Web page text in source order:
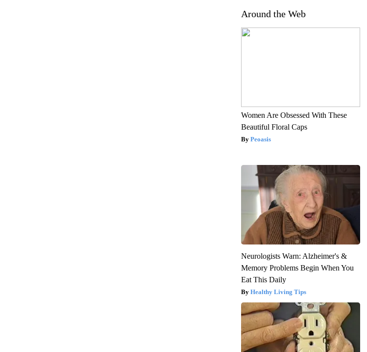
Around the Web
Women Are Obsessed With These
Beautiful Floral Caps
Peoasis
Neurologists Warn: Alzheimer's &
Memory Problems Begin When You
Eat This Daily
Healthy Living Tips